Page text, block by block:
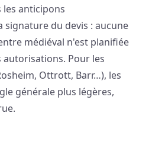
les anticipons
signature du devis : aucune
médiéval n'est planifiée
Pour les
Ottrott, Barr…), les
générale plus légères,